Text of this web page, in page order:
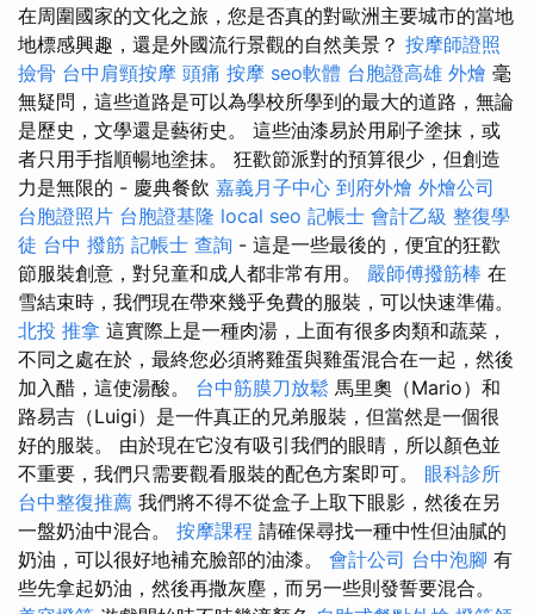
在周圍國家的文化之旅，您是否真的對歐洲主要城市的當地
地標感興趣，還是外國流行景觀的自然美景？ 按摩師證照
撿骨 台中肩頸按摩 頭痛 按摩 seo軟體 台胞證高雄 外燴 毫
無疑問，這些道路是可以為學校所學到的最大的道路，無論
是歷史，文學還是藝術史。 這些油漆易於用刷子塗抹，或
者只用手指順暢地塗抹。 狂歡節派對的預算很少，但創造
力是無限的 - 慶典餐飲 嘉義月子中心 到府外燴 外燴公司
台胞證照片 台胞證基隆 local seo 記帳士 會計乙級 整復學
徒 台中 撥筋 記帳士 查詢 - 這是一些最後的，便宜的狂歡
節服裝創意，對兒童和成人都非常有用。 嚴師傅撥筋棒 在
雪結束時，我們現在帶來幾乎免費的服裝，可以快速準備。
北投 推拿 這實際上是一種肉湯，上面有很多肉類和蔬菜，
不同之處在於，最終您必須將雞蛋與雞蛋混合在一起，然後
加入醋，這使湯酸。 台中筋膜刀放鬆 馬里奧（Mario）和
路易吉（Luigi）是一件真正的兄弟服裝，但當然是一個很
好的服裝。 由於現在它沒有吸引我們的眼睛，所以顏色並
不重要，我們只需要觀看服裝的配色方案即可。 眼科診所
台中整復推薦 我們將不得不從盒子上取下眼影，然後在另
一盤奶油中混合。 按摩課程 請確保尋找一種中性但油膩的
奶油，可以很好地補充臉部的油漆。 會計公司 台中泡腳 有
些先拿起奶油，然後再撒灰塵，而另一些則發誓要混合。